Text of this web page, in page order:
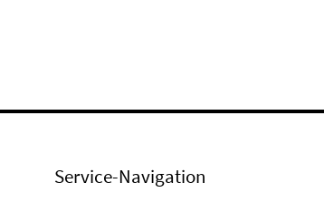
Service-Navigation